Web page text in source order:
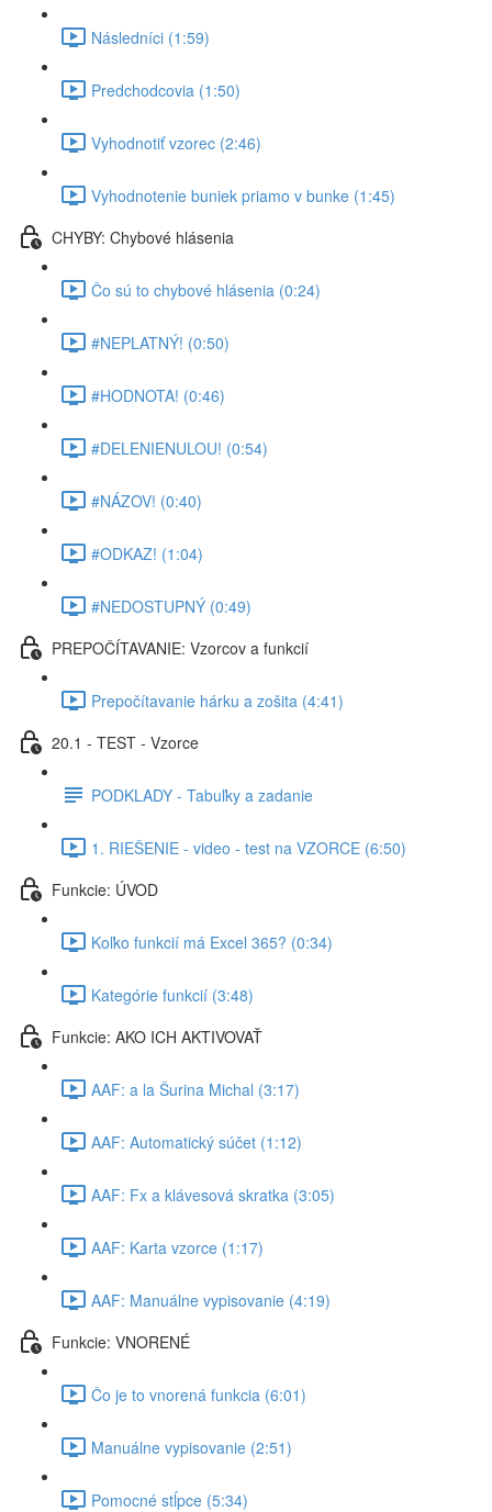
Následníci (1:59)
Predchodcovia (1:50)
Vyhodnotiť vzorec (2:46)
Vyhodnotenie buniek priamo v bunke (1:45)
CHYBY: Chybové hlásenia
Čo sú to chybové hlásenia (0:24)
#NEPLATNÝ! (0:50)
#HODNOTA! (0:46)
#DELENIENULOU! (0:54)
#NÁZOV! (0:40)
#ODKAZ! (1:04)
#NEDOSTUPNÝ (0:49)
PREPOČÍTAVANIE: Vzorcov a funkcií
Prepočítavanie hárku a zošita (4:41)
20.1 - TEST - Vzorce
PODKLADY - Tabuľky a zadanie
1. RIEŠENIE - video - test na VZORCE (6:50)
Funkcie: ÚVOD
Koľko funkcií má Excel 365? (0:34)
Kategórie funkcií (3:48)
Funkcie: AKO ICH AKTIVOVAŤ
AAF: a la Šurina Michal (3:17)
AAF: Automatický súčet (1:12)
AAF: Fx a klávesová skratka (3:05)
AAF: Karta vzorce (1:17)
AAF: Manuálne vypisovanie (4:19)
Funkcie: VNORENÉ
Čo je to vnorená funkcia (6:01)
Manuálne vypisovanie (2:51)
Pomocné stĺpce (5:34)